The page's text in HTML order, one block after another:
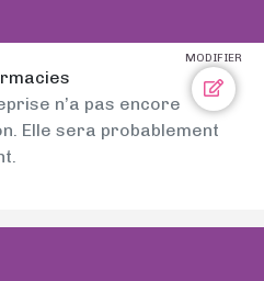
MODIFIER
n’a pas encore
Elle sera probablement